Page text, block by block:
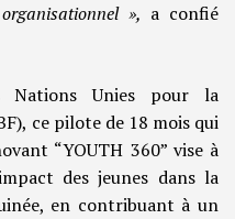
», a confié
Nations Unies pour la
ce pilote de 18 mois qui
“YOUTH 360” vise à
des jeunes dans la
en contribuant à un